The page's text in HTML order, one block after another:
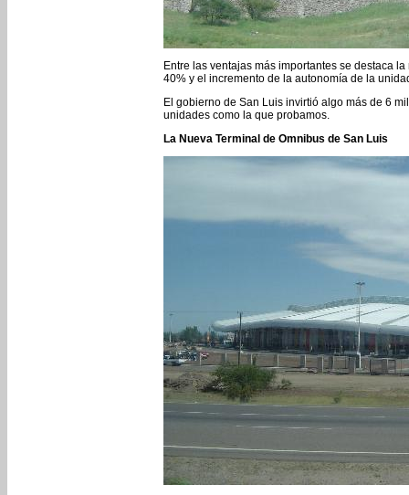
Entre las ventajas más importantes se destaca
40% y el incremento de la autonomía de la
El gobierno de San Luis invirtió algo más de 6
unidades como la que probamos.
La Nueva Terminal de Omnibus de San Luis